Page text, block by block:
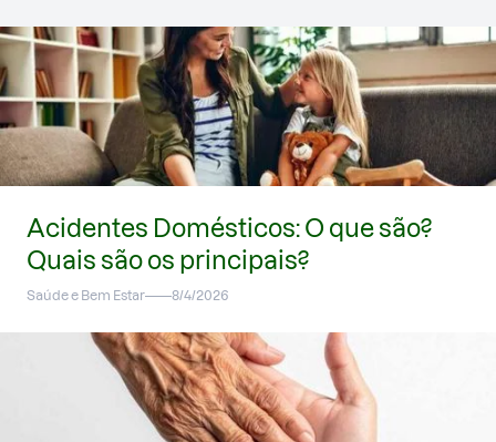
Acidentes Domésticos: O que são?
Quais são os principais?
Saúde e Bem Estar 8/4/2026